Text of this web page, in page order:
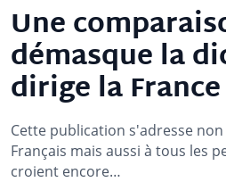
Une
démasque la
dirige la France
Cette publication s'adresse
Français mais aussi à tous les
croient encore…